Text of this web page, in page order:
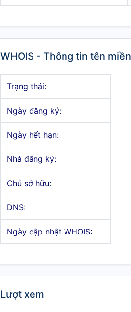
WHOIS - Thông tin tên miền
Trạng thái:
Ngày đăng ký:
Ngày hết hạn:
Nhà đăng ký:
Chủ sở hữu:
DNS:
Ngày cập nhật WHOIS:
Lượt xem